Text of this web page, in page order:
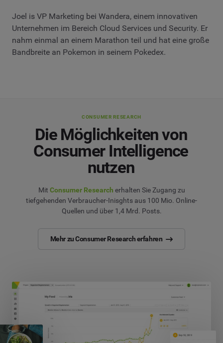
Joel is VP Marketing bei Wandera, einem innovativen
Unternehmen im Bereich Cloud Services und Security. Er
nahm einmal an einem Marathon teil und hat eine große
Bandbreite an Pokemon in seinem Pokedex.
CONSUMER RESEARCH
Die Möglichkeiten von
Consumer Intelligence
nutzen
Mit Consumer Research erhalten Sie Zugang zu
tiefgehenden Verbraucher-Inisghts aus 100 Mio. Online-
Quellen und über 1,4 Mrd. Posts.
Mehr zu Consumer Research erfahren